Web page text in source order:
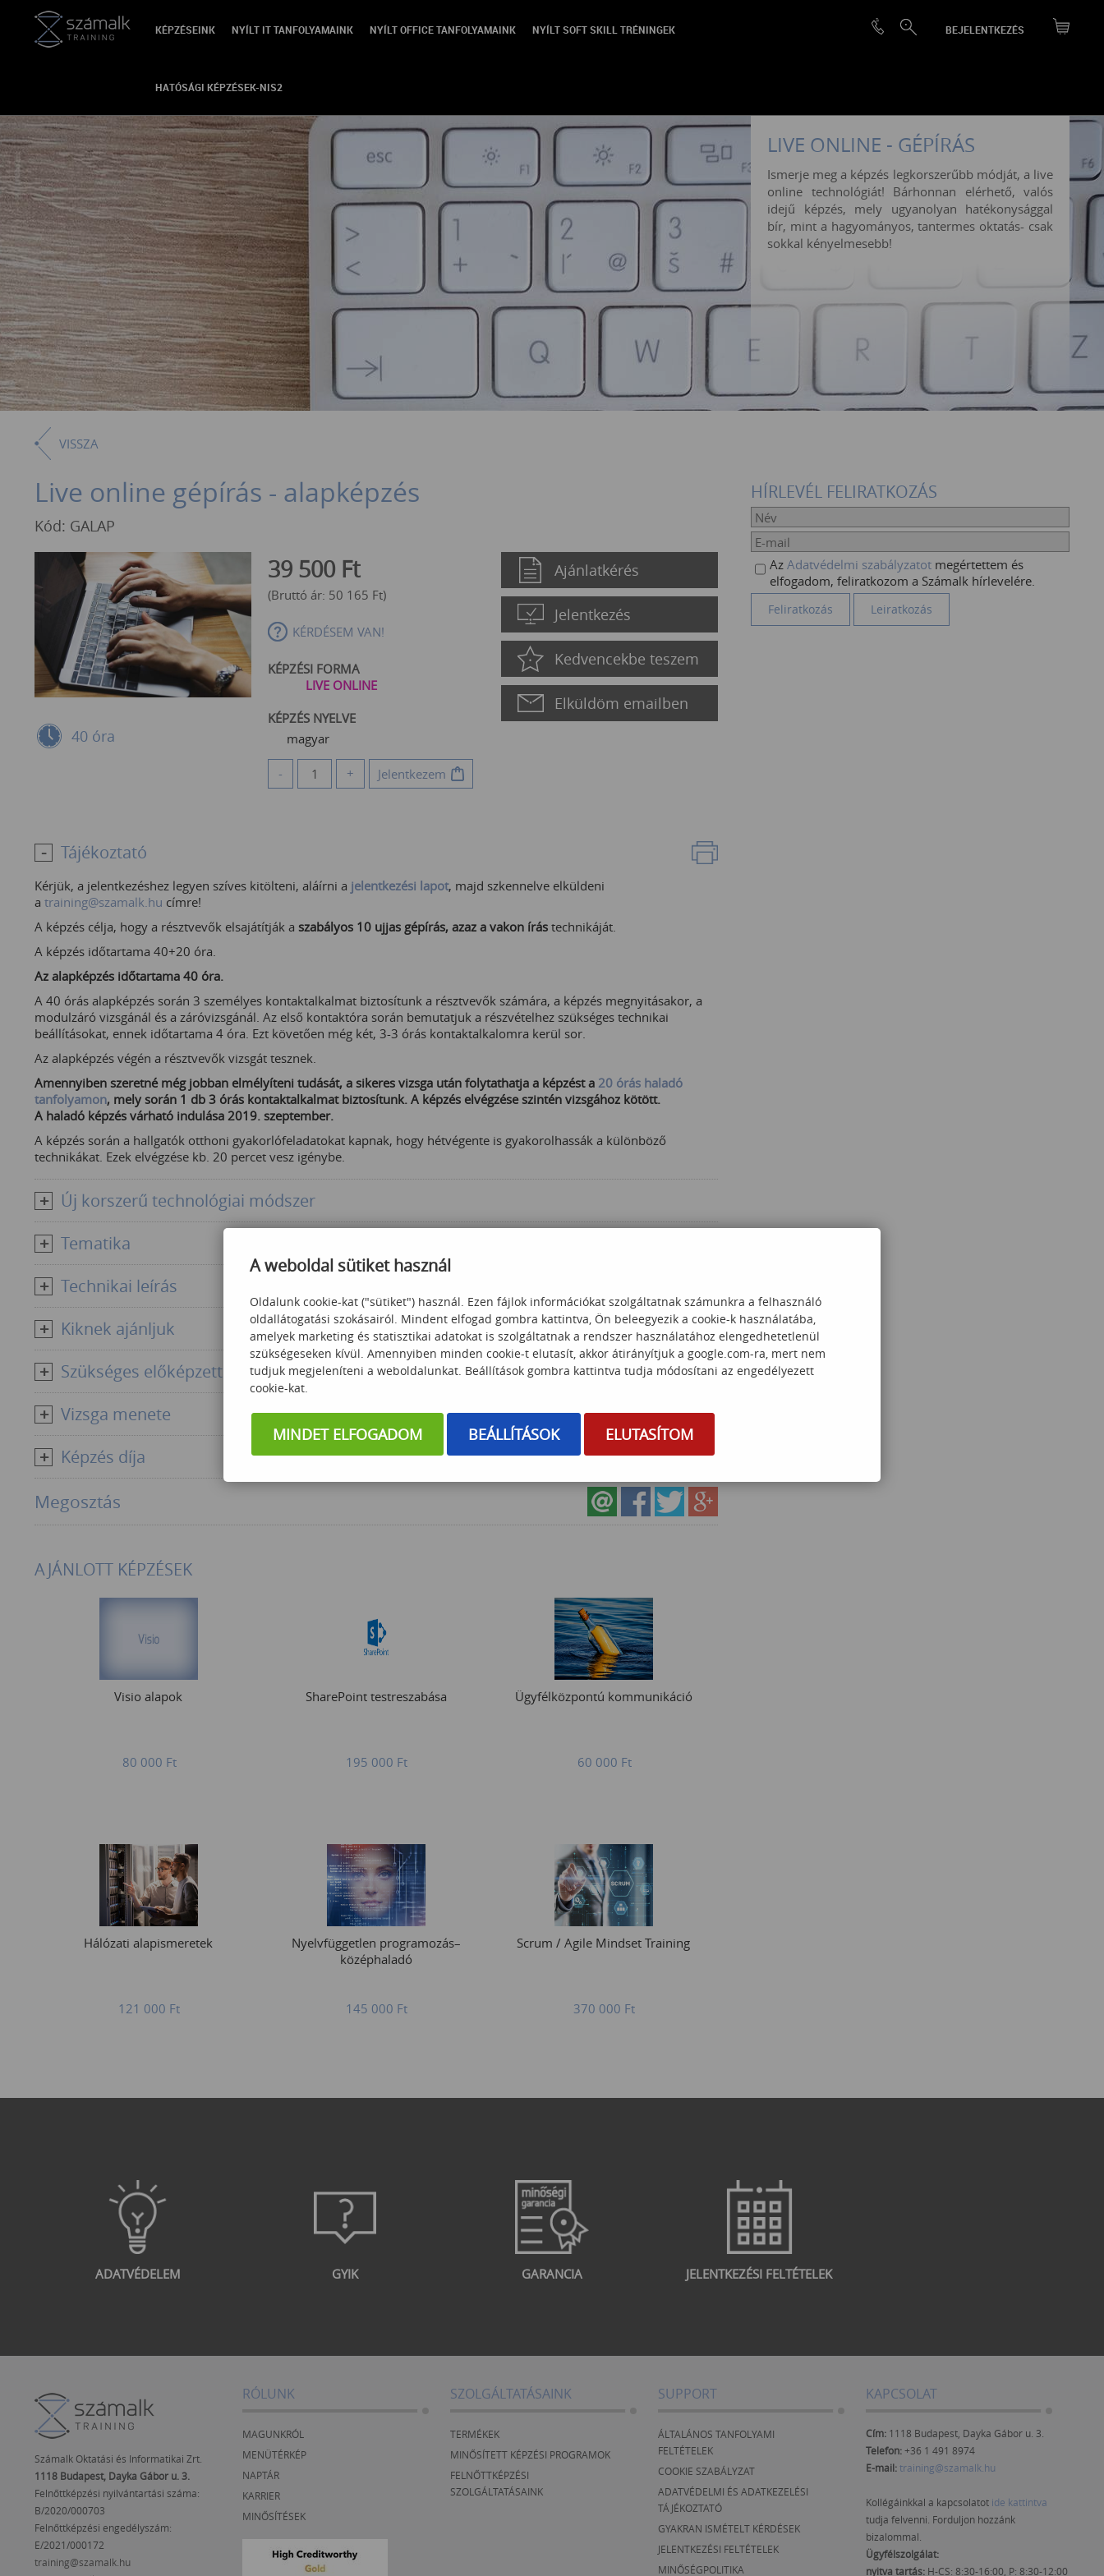
BEJELENTKEZÉS
KÉPZÉSEINK NYÍLT IT TANFOLYAMAINK NYÍLT OFFICE TANFOLYAMAINK NYÍLT SOFT SKILL TRÉNINGEK
HATÓSÁGI KÉPZÉSEK-NIS2
LIVE ONLINE - GÉPÍRÁS
Ismerje meg a képzés legkorszerűbb módját, a live
online technológiát! Bárhonnan elérhető, valós
idejű képzés, mely ugyanolyan hatékonysággal
bír, mint a hagyományos, tantermes oktatás- csak
sokkal kényelmesebb!
VISSZA
Live online gépírás - alapképzés
Kód: GALAP
40 óra
39 500 Ft
(Bruttó ár: 50 165 Ft)
KÉRDÉSEM VAN!
KÉPZÉSI FORMA
LIVE ONLINE
KÉPZÉS NYELVE
magyar
- + Jelentkezem
Ajánlatkérés
Jelentkezés
Kedvencekbe teszem
Elküldöm emailben
Tájékoztató
Kérjük, a jelentkezéshez legyen szíves kitölteni, aláírni a jelentkezési lapot, majd szkennelve elküldeni
a training@szamalk.hu címre!
A képzés célja, hogy a résztvevők elsajátítják a szabályos 10 ujjas gépírás, azaz a vakon írás technikáját.
A képzés időtartama 40+20 óra.
Az alapképzés időtartama 40 óra.
A 40 órás alapképzés során 3 személyes kontaktalkalmat biztosítunk a résztvevők számára, a képzés megnyitásakor, a
modulzáró vizsgánál és a záróvizsgánál. Az első kontaktóra során bemutatjuk a részvételhez szükséges technikai
beállításokat, ennek időtartama 4 óra. Ezt követően még két, 3-3 órás kontaktalkalomra kerül sor.
Az alapképzés végén a résztvevők vizsgát tesznek.
Amennyiben szeretné még jobban elmélyíteni tudását, a sikeres vizsga után folytathatja a képzést a 20 órás haladó
tanfolyamon, mely során 1 db 3 órás kontaktalkalmat biztosítunk. A képzés elvégzése szintén vizsgához kötött.
A haladó képzés várható indulása 2019. szeptember.
A képzés során a hallgatók otthoni gyakorlófeladatokat kapnak, hogy hétvégente is gyakorolhassák a különböző
technikákat. Ezek elvégzése kb. 20 percet vesz igénybe.
Új korszerű technológiai módszer
Tematika
Technikai leírás
Kiknek ajánljuk
Szükséges előképzettség
Vizsga menete
Képzés díja
Megosztás
HÍRLEVÉL FELIRATKOZÁS
Az Adatvédelmi szabályzatot megértettem és
elfogadom, feliratkozom a Számalk hírlevelére.
AJÁNLOTT KÉPZÉSEK
Visio alapok
80 000 Ft
SharePoint testreszabása
195 000 Ft
Ügyfélközpontú kommunikáció
60 000 Ft
Hálózati alapismeretek
121 000 Ft
Nyelvfüggetlen programozás–
középhaladó
145 000 Ft
Scrum / Agile Mindset Training
370 000 Ft
ADATVÉDELEM GYIK GARANCIA JELENTKEZÉSI FELTÉTELEK
Számalk Oktatási és Informatikai Zrt.
1118 Budapest, Dayka Gábor u. 3.
Felnőttképzési nyilvántartási száma:
B/2020/000703
Felnőttképzési engedélyszám:
E/2021/000172
training@szamalk.hu
RÓLUNK
MAGUNKRÓL
MENÜTÉRKÉP
NAPTÁR
KARRIER
MINŐSÍTÉSEK
SZOLGÁLTATÁSAINK
TERMÉKEK
MINŐSÍTETT KÉPZÉSI PROGRAMOK
FELNŐTTKÉPZÉSI
SZOLGÁLTATÁSAINK
SUPPORT
ÁLTALÁNOS TANFOLYAMI
FELTÉTELEK
COOKIE SZABÁLYZAT
ADATVÉDELMI ÉS ADATKEZELÉSI
TÁJÉKOZTATÓ
GYAKRAN ISMÉTELT KÉRDÉSEK
JELENTKEZÉSI FELTÉTELEK
MINŐSÉGPOLITIKA
KAPCSOLAT
Cím: 1118 Budapest, Dayka Gábor u. 3.
Telefon:+36 1 491 8974
E-mail:training@szamalk.hu
Kollégáinkkal a kapcsolatot ide kattintva
tudja felvenni. Forduljon hozzánk
bizalommal.
Ügyfélszolgálat:
nyitva tartás: H-CS: 8:30-16:00, P: 8:30-12:00
A weboldal sütiket használ
Oldalunk cookie-kat ("sütiket") használ. Ezen fájlok információkat szolgáltatnak számunkra a felhasználó
oldallátogatási szokásairól. Mindent elfogad gombra kattintva, Ön beleegyezik a cookie-k használatába,
amelyek marketing és statisztikai adatokat is szolgáltatnak a rendszer használatához elengedhetetlenül
szükségeseken kívül. Amennyiben minden cookie-t elutasít, akkor átirányítjuk a google.com-ra, mert nem
tudjuk megjeleníteni a weboldalunkat. Beállítások gombra kattintva tudja módosítani az engedélyezett
cookie-kat.
MINDET ELFOGADOM BEÁLLÍTÁSOK ELUTASÍTOM